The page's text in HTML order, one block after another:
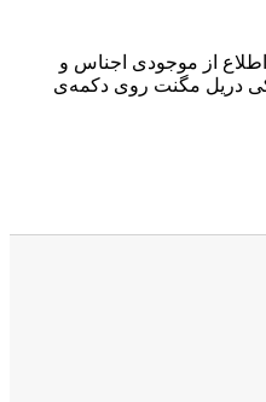
از موجودی اجناس و
دریل مگنت روی دکمه‌ی